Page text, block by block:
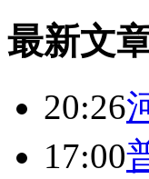
最新文
20:26
17:00